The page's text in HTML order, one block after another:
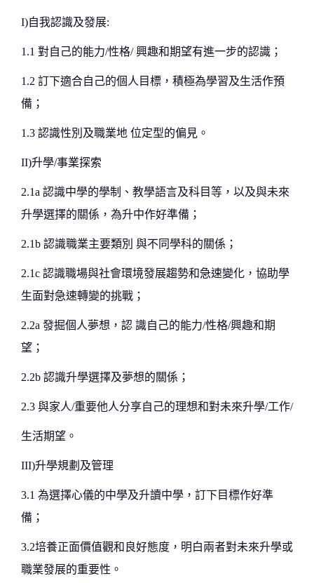
I)自我認識及發展:
1.1 對自己的能力/性格/ 興趣和期望有進一步的認識；
1.2 訂下適合自己的個人目標，積極為學習及生活作預
備；
1.3 認識性別及職業地 位定型的偏見。
II)升學/事業探索
2.1a 認識中學的學制、教學語言及科目等，以及與未來
升學選擇的關係，為升中作好準備；
2.1b 認識職業主要類別 與不同學科的關係；
2.1c 認識職場與社會環境發展趨勢和急速變化，協助學
生面對急速轉變的挑戰；
2.2a 發掘個人夢想，認 識自己的能力/性格/興趣和期
望；
2.2b 認識升學選擇及夢想的關係；
2.3 與家人/重要他人分享自己的理想和對未來升學/工作/
生活期望。
III)升學規劃及管理
3.1 為選擇心儀的中學及升讀中學，訂下目標作好準
備；
3.2培養正面價值觀和良好態度，明白兩者對未來升學或
職業發展的重要性。